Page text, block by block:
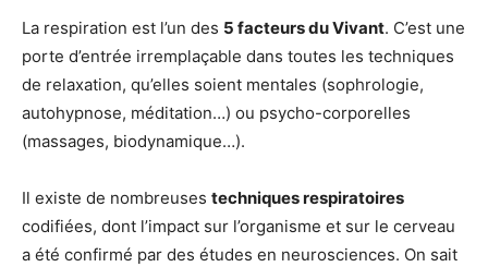
La respiration est l’un des 5 facteurs du Vivant. C’est une
porte d’entrée irremplaçable dans toutes les techniques
de relaxation, qu’elles soient mentales (sophrologie,
autohypnose, méditation…) ou psycho-corporelles
(massages, biodynamique…).
Il existe de nombreuses techniques respiratoires
codifiées, dont l’impact sur l’organisme et sur le cerveau
a été confirmé par des études en neurosciences. On sait